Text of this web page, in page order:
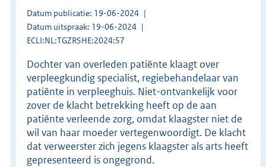
Datum publicatie: 19-06-2024
Datum uitspraak: 19-06-2024
ECLI:NL:TGZRSHE:2024:57
Dochter van overleden patiënte klaagt over
verpleegkundig specialist, regiebehandelaar van
patiënte in verpleeghuis. Niet-ontvankelijk voor
zover de klacht betrekking heeft op de aan
patiënte verleende zorg, omdat klaagster niet de
wil van haar moeder vertegenwoordigt. De klacht
dat verweerster zich jegens klaagster als arts heeft
gepresenteerd is ongegrond.